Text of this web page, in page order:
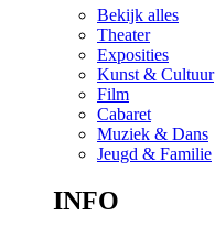
Bekijk alles
Theater
Exposities
Kunst & Cultuur
Film
Cabaret
Muziek & Dans
Jeugd & Familie
INFO